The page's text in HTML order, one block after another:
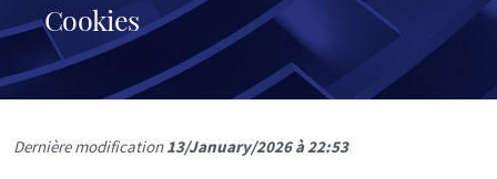
Cookies
Dernière modification13/January/2026 à 22:53